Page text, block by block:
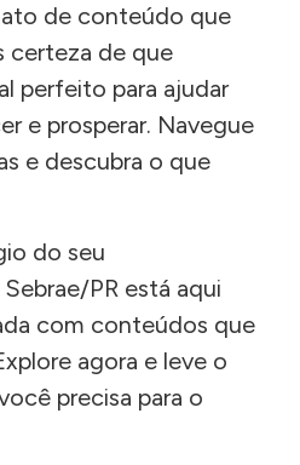
de conteúdo que
certeza de que
perfeito para ajudar
e prosperar. Navegue
e descubra o que
do seu
PR está aqui
com conteúdos que
agora e leve o
precisa para o